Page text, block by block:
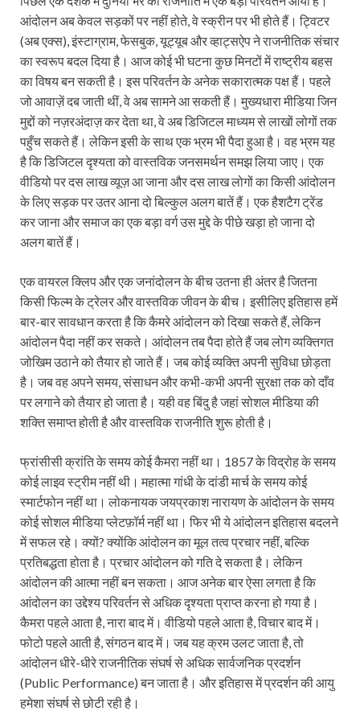
आंदोलन अब केवल सड़कों पर नहीं होते, वे स्क्रीन पर भी होते हैं। ट्विटर
(अब एक्स), इंस्टाग्राम, फेसबुक, यूट्यूब और व्हाट्सऐप ने राजनीतिक संचार
का स्वरूप बदल दिया है। आज कोई भी घटना कुछ मिनटों में राष्ट्रीय बहस
का विषय बन सकती है। इस परिवर्तन के अनेक सकारात्मक पक्ष हैं। पहले
जो आवाज़ें दब जाती थीं, वे अब सामने आ सकती हैं। मुख्यधारा मीडिया जिन
मुद्दों को नज़रअंदाज़ कर देता था, वे अब डिजिटल माध्यम से लाखों लोगों तक
पहुँच सकते हैं। लेकिन इसी के साथ एक भ्रम भी पैदा हुआ है। वह भ्रम यह
है कि डिजिटल दृश्यता को वास्तविक जनसमर्थन समझ लिया जाए। एक
वीडियो पर दस लाख व्यूज़ आ जाना और दस लाख लोगों का किसी आंदोलन
के लिए सड़क पर उतर आना दो बिल्कुल अलग बातें हैं। एक हैशटैग ट्रेंड
कर जाना और समाज का एक बड़ा वर्ग उस मुद्दे के पीछे खड़ा हो जाना दो
अलग बातें हैं।
एक वायरल क्लिप और एक जनांदोलन के बीच उतना ही अंतर है जितना
किसी फिल्म के ट्रेलर और वास्तविक जीवन के बीच। इसीलिए इतिहास हमें
बार-बार सावधान करता है कि कैमरे आंदोलन को दिखा सकते हैं, लेकिन
आंदोलन पैदा नहीं कर सकते। आंदोलन तब पैदा होते हैं जब लोग व्यक्तिगत
जोखिम उठाने को तैयार हो जाते हैं। जब कोई व्यक्ति अपनी सुविधा छोड़ता
है। जब वह अपने समय, संसाधन और कभी-कभी अपनी सुरक्षा तक को दाँव
पर लगाने को तैयार हो जाता है। यही वह बिंदु है जहां सोशल मीडिया की
शक्ति समाप्त होती है और वास्तविक राजनीति शुरू होती है।
फ्रांसीसी क्रांति के समय कोई कैमरा नहीं था। 1857 के विद्रोह के समय
कोई लाइव स्ट्रीम नहीं थी। महात्मा गांधी के दांडी मार्च के समय कोई
स्मार्टफोन नहीं था। लोकनायक जयप्रकाश नारायण के आंदोलन के समय
कोई सोशल मीडिया प्लेटफ़ॉर्म नहीं था। फिर भी ये आंदोलन इतिहास बदलने
में सफल रहे। क्यों? क्योंकि आंदोलन का मूल तत्व प्रचार नहीं, बल्कि
प्रतिबद्धता होता है। प्रचार आंदोलन को गति दे सकता है। लेकिन
आंदोलन की आत्मा नहीं बन सकता। आज अनेक बार ऐसा लगता है कि
आंदोलन का उद्देश्य परिवर्तन से अधिक दृश्यता प्राप्त करना हो गया है।
कैमरा पहले आता है, नारा बाद में। वीडियो पहले आता है, विचार बाद में।
फोटो पहले आती है, संगठन बाद में। जब यह क्रम उलट जाता है, तो
आंदोलन धीरे-धीरे राजनीतिक संघर्ष से अधिक सार्वजनिक प्रदर्शन
(Public Performance) बन जाता है। और इतिहास में प्रदर्शन की आयु
हमेशा संघर्ष से छोटी रही है।